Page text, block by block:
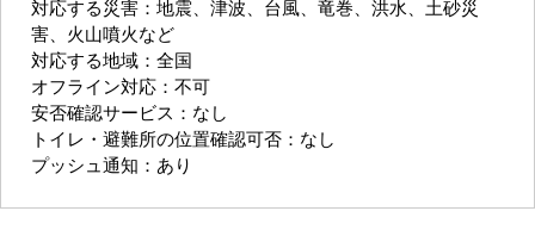
対応する災害：地震、津波、台風、竜巻、洪水、土砂災
害、火山噴火など
対応する地域：全国
オフライン対応：不可
安否確認サービス：なし
トイレ・避難所の位置確認可否：なし
プッシュ通知：あり